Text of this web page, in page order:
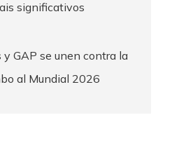
significativos
y GAP se unen contra la
al Mundial 2026